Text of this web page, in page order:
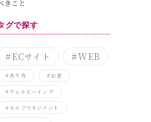
きこと
グで探す
ECサイト WEB
あり方 お金
ウェルビーイング
セルフマネジメント